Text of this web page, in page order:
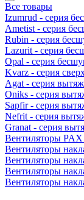
Все товары
Izumrud - серия
Ametist - серия
Rubin - серия
Lazurit - серия
Opal - серия
Kvarz - серия
Agat - серия
Oniks - серия
Sapfir - серия
Nefrit - серия
Granat - серия
Вентиляторы
Вентиляторы
Вентиляторы
Вентиляторы
Вентиляторы